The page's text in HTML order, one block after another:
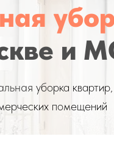
и
уборка
помещений